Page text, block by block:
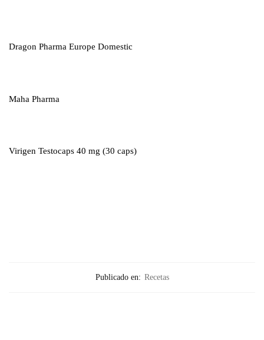
Dragon Pharma Europe Domestic
Maha Pharma
Virigen Testocaps 40 mg (30 caps)
Publicado en: Recetas